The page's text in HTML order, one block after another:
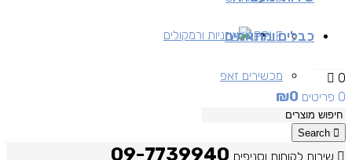
אוזניות ורמקולים APPLE
מכשירים זאפ
כבלים ומתאמים
0
0 פריטים
₪0
Search
שירות לקוחות וסניפים